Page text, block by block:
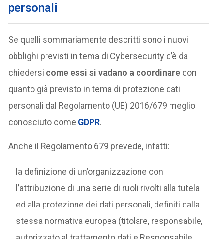
personali
Se quelli sommariamente descritti sono i nuovi
obblighi previsti in tema di Cybersecurity c’è da
chiedersi come essi si vadano a coordinare con
quanto già previsto in tema di protezione dati
personali dal Regolamento (UE) 2016/679 meglio
conosciuto come GDPR.
Anche il Regolamento 679 prevede, infatti:
la definizione di un’organizzazione con
l’attribuzione di una serie di ruoli rivolti alla tutela
ed alla protezione dei dati personali, definiti dalla
stessa normativa europea (titolare, responsabile,